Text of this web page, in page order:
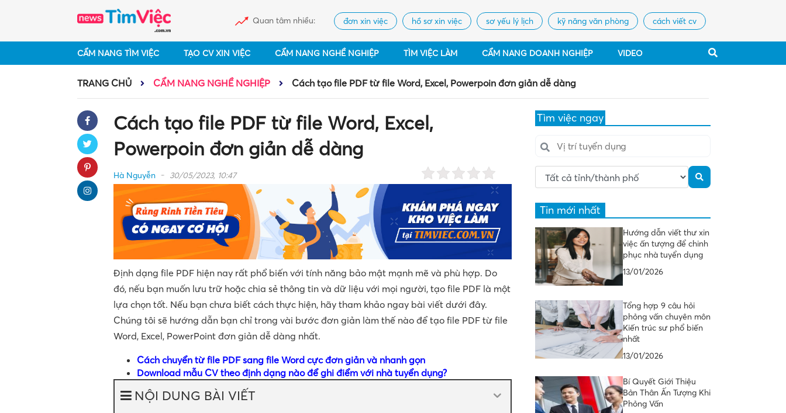
Quan tâm nhiều: đơn xin việc hồ sơ xin việc sơ yếu lý lịch kỹ năng văn phòng cách viết cv
CẨM NANG TÌM VIỆC TẠO CV XIN VIỆC CẨM NANG NGHỀ NGHIỆP TÌM VIỆC LÀM CẨM NANG DOANH NGHIỆP VIDEO
TRANG CHỦ CẨM NANG NGHỀ NGHIỆP Cách tạo file PDF từ file Word, Excel, Powerpoin đơn giản dễ dàng
Cách tạo file PDF từ file Word, Excel,
Powerpoin đơn giản dễ dàng
Hà Nguyễn 30/05/2023, 10:47
Định dạng file PDF hiện nay rất phổ biến với tính năng bảo mật mạnh mẽ và phù hợp. Do
đó, nếu bạn muốn lưu trữ hoặc chia sẻ thông tin và dữ liệu với mọi người, tạo file PDF là một
lựa chọn tốt. Nếu bạn chưa biết cách thực hiện, hãy tham khảo ngay bài viết dưới đây.
Chúng tôi sẽ hướng dẫn bạn chỉ trong vài bước đơn giản làm thế nào để tạo file PDF từ file
Word, Excel, PowerPoint đơn giản dễ dàng nhất.
Cách chuyển từ file PDF sang file Word cực đơn giản và nhanh gọn
Download mẫu CV theo định dạng nào để ghi điểm với nhà tuyển dụng?
NỘI DUNG BÀI VIẾT
Tìm việc ngay
Tin mới nhất
Hướng dẫn viết thư xin
việc ấn tượng để chinh
phục nhà tuyển dụng
13/01/2026
Tổng hợp 9 câu hỏi
phỏng vấn chuyên môn
Kiến trúc sư phổ biến
nhất
13/01/2026
Bí Quyết Giới Thiệu
Bản Thân Ấn Tượng Khi
Phỏng Vấn